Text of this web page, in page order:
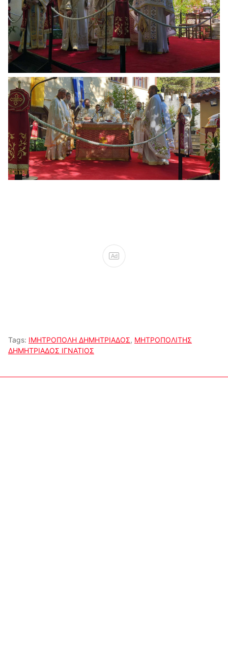
Ad
Tags: ΙΜΗΤΡΟΠΟΛΗ ΔΗΜΗΤΡΙΑΔΟΣ, ΜΗΤΡΟΠΟΛΙΤΗΣ
ΔΗΜΗΤΡΙΑΔΟΣ ΙΓΝΑΤΙΟΣ